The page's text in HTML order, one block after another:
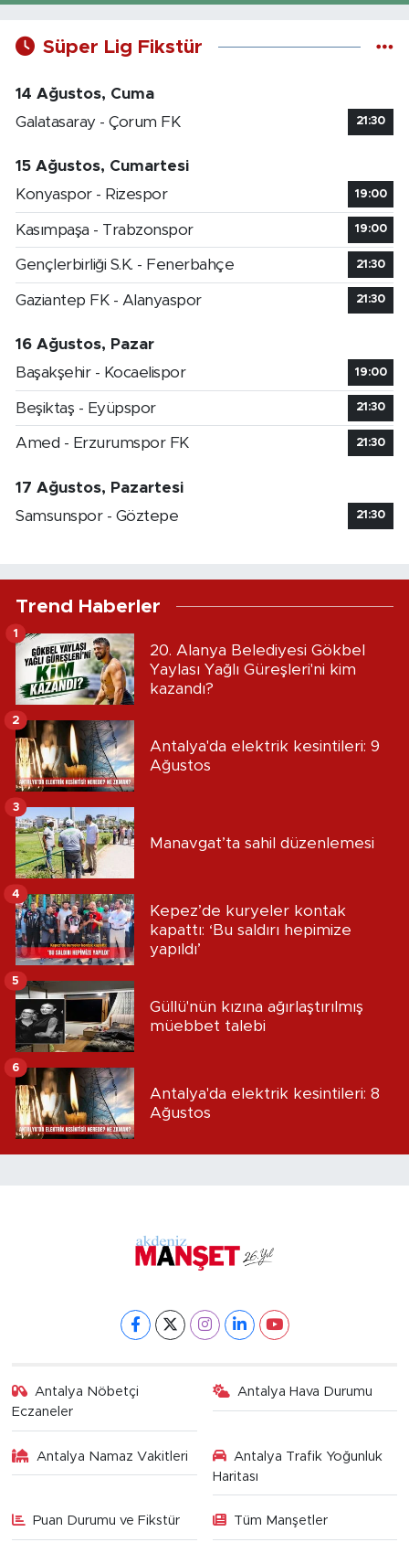
Süper Lig Fikstür
14 Ağustos, Cuma
Galatasaray - Çorum FK
21:30
15 Ağustos, Cumartesi
Konyaspor - Rizespor
19:00
Kasımpaşa - Trabzonspor 19:00
Gençlerbirliği S.K. - Fenerbahçe 21:30
Gaziantep FK - Alanyaspor 21:30
16 Ağustos, Pazar
Başakşehir - Kocaelispor
19:00
Beşiktaş - Eyüpspor 21:30
Amed - Erzurumspor FK 21:30
17 Ağustos, Pazartesi
Samsunspor - Göztepe
21:30
Trend Haberler
20. Alanya Belediyesi Gökbel
Yaylası Yağlı Güreşleri'ni kim
kazandı?
1
Antalya'da elektrik kesintileri: 9
Ağustos
2
Manavgat’ta sahil düzenlemesi
3
Kepez’de kuryeler kontak
kapattı: ‘Bu saldırı hepimize
yapıldı’
4
Güllü'nün kızına ağırlaştırılmış
müebbet talebi
5
Antalya'da elektrik kesintileri: 8
Ağustos
6
Antalya Nöbetçi
Eczaneler
Antalya Hava Durumu
Antalya Namaz Vakitleri
Antalya Trafik Yoğunluk
Haritası
Puan Durumu ve Fikstür Tüm Manşetler